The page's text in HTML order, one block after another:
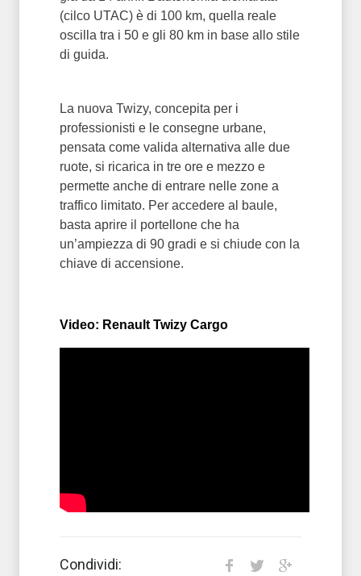
(cilco UTAC) è di 100 km, quella reale
oscilla tra i 50 e gli 80 km in base allo stile
di guida.
La nuova Twizy, concepita per i
professionisti e le consegne urbane,
pensata come valida alternativa alle due
ruote, si ricarica in tre ore e mezzo e
permette anche di entrare nelle zone a
traffico limitato. Per accedere al baule,
basta aprire il portellone che ha
un’ampiezza di 90 gradi e si chiude con la
chiave di accensione.
Video: Renault Twizy Cargo
Condividi: